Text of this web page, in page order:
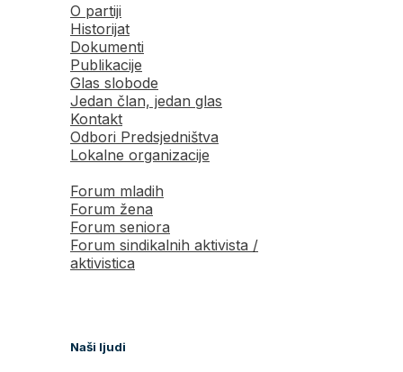
O partiji
Historijat
Dokumenti
Publikacije
Glas slobode
Jedan član, jedan glas
Kontakt
Odbori Predsjedništva
Lokalne organizacije
Forum mladih
Forum žena
Forum seniora
Forum sindikalnih aktivista /
aktivistica
Naši ljudi